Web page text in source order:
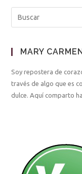
MARY
Soy repostera de
través de algo que es
dulce. Aquí comparto